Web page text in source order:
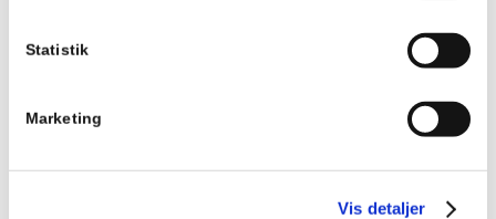
Statistik
Marketing
Vis detaljer
træk/udbøjning. TOF Push er hurtig at montere, da man blot